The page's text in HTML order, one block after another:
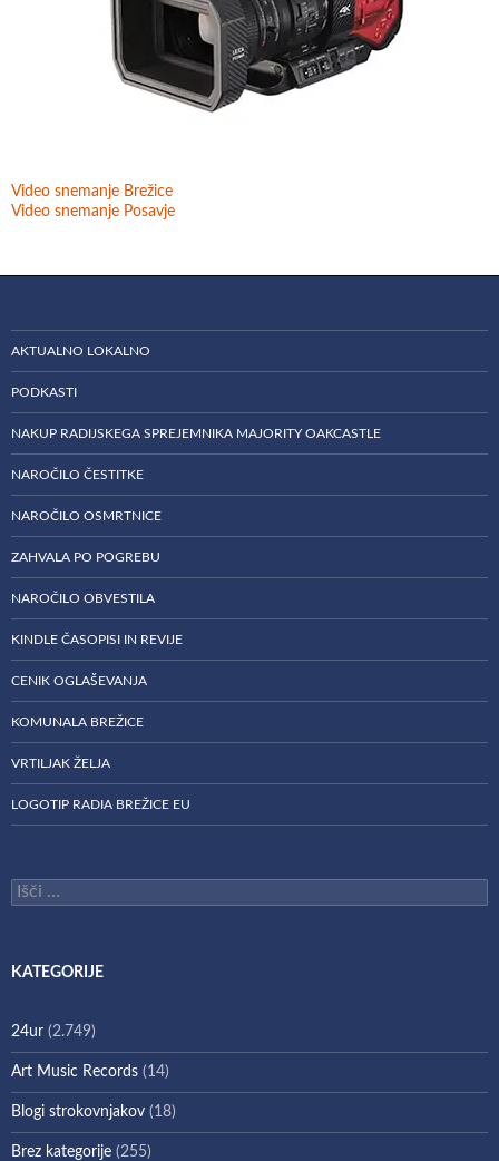
Video snemanje Brežice
Video snemanje Posavje
AKTUALNO LOKALNO
PODKASTI
NAKUP RADIJSKEGA SPREJEMNIKA MAJORITY OAKCASTLE
NAROČILO ČESTITKE
NAROČILO OSMRTNICE
ZAHVALA PO POGREBU
NAROČILO OBVESTILA
KINDLE ČASOPISI IN REVIJE
CENIK OGLAŠEVANJA
KOMUNALA BREŽICE
VRTILJAK ŽELJA
LOGOTIP RADIA BREŽICE EU
Išči:
KATEGORIJE
24ur (2.749)
Art Music Records (14)
Blogi strokovnjakov (18)
Brez kategorije (255)